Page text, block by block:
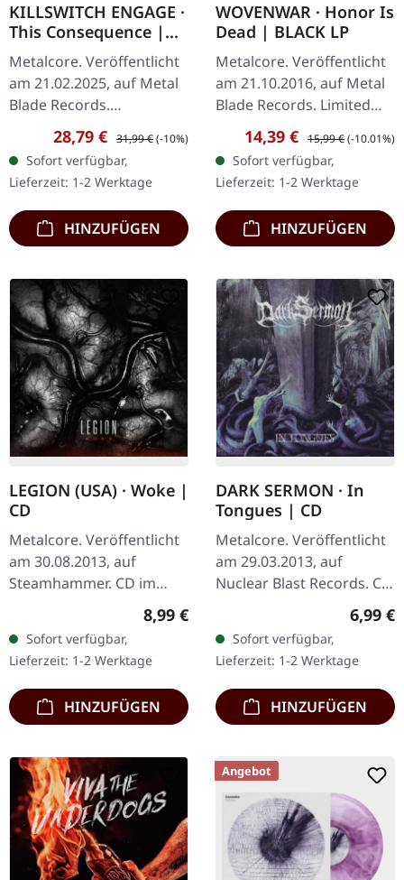
KILLSWITCH ENGAGE ·
This Consequence |
"DEFUSED PINK
POLLUTION" CLEAR
LAVENDER MARBLED
LP
Metalcore. Veröffentlicht
am 21.02.2025, auf Metal
Blade Records.
Transparente Lavendel-
Marmorierung Vinyl,
Klappcover, Prägung,
beinhaltet ein…
Verkaufspreis:
28,79 € Regulärer Preis:
31,99 €(-10%)
Sofort verfügbar,
Lieferzeit: 1-2 Werktage
HINZUFÜGEN
WOVENWAR · Honor Is
Dead | BLACK LP
Metalcore. Veröffentlicht
am 21.10.2016, auf Metal
Blade Records. Limited
edition 180g black vinyl
with giant poster Es gibt
Alben, die dich mitten…
Verkaufspreis:
14,39 € Regulärer Preis:
15,99 €(-10.01%)
Sofort verfügbar,
Lieferzeit: 1-2 Werktage
HINZUFÜGEN
LEGION (USA) · Woke |
CD
Metalcore. Veröffentlicht
am 30.08.2013, auf
Steamhammer. CD im
vernichtende Metalcore-
Attacke ab, die bei der…
Regulärer Preis:
8,99 €
Sofort verfügbar,
Lieferzeit: 1-2 Werktage
HINZUFÜGEN
DARK SERMON · In
Tongues | CD
Metalcore. Veröffentlicht
am 29.03.2013, auf
Nuclear Blast Records. CD
im Jewelcase. Es gibt diese
Alben, die einen vom
ersten Moment an
packen und…
6,99 €
Sofort verfügbar,
Lieferzeit: 1-2 Werktage
HINZUFÜGEN
Angebot